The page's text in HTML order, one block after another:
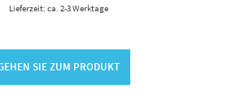
Lieferzeit: ca. 2-3 Werktage
SIE ZUM PRODUKT